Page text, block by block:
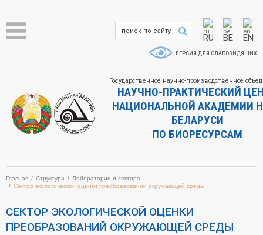
Государственное научно-производственное
НАУЧНО-ПРАКТИЧЕСКИЙ
НАЦИОНАЛЬНОЙ АКАДЕМИИ
БЕЛАРУСИ
ПО БИОРЕСУРСАМ
RU BE EN
ВЕРСИЯ ДЛЯ СЛАБОВИДЯЩИХ
Главная Структура
Лаборатории и сектора
Сектор экологической оценки преобразований окружающей среды
СЕКТОР ЭКОЛОГИЧЕСКОЙ ОЦЕНКИ
ПРЕОБРАЗОВАНИЙ ОКРУЖАЮЩЕЙ СРЕДЫ